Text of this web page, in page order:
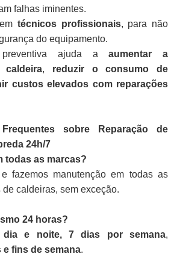
falhas iminentes.
técnicos profissionais, para não
do equipamento.
preventiva ajuda aaumentar a
caldeira, reduzir o consumo de
custos elevados com reparações
Frequentes sobre Reparação de
24h/7
todas as marcas?
fazemos manutenção em todas as
caldeiras, sem exceção.
24 horas?
dia e noite, 7 dias por semana,
e fins de semana.